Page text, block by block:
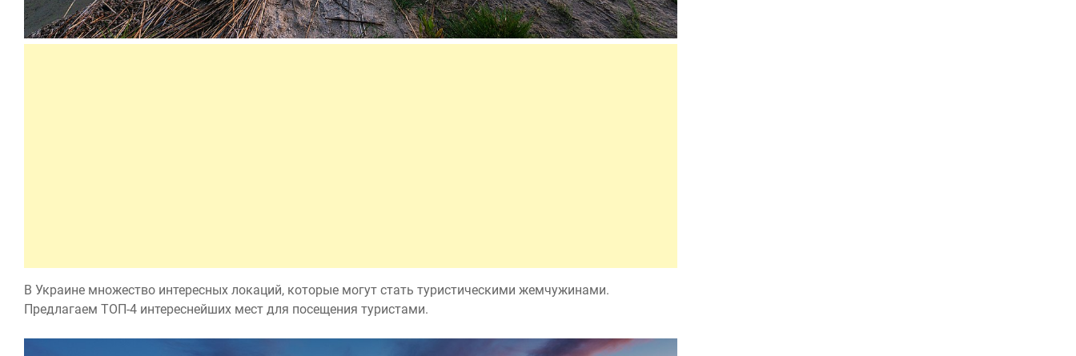
В Украине множество интересных локаций, которые могут стать туристическими жемчужинами.
Предлагаем ТОП-4 интереснейших мест для посещения туристами.